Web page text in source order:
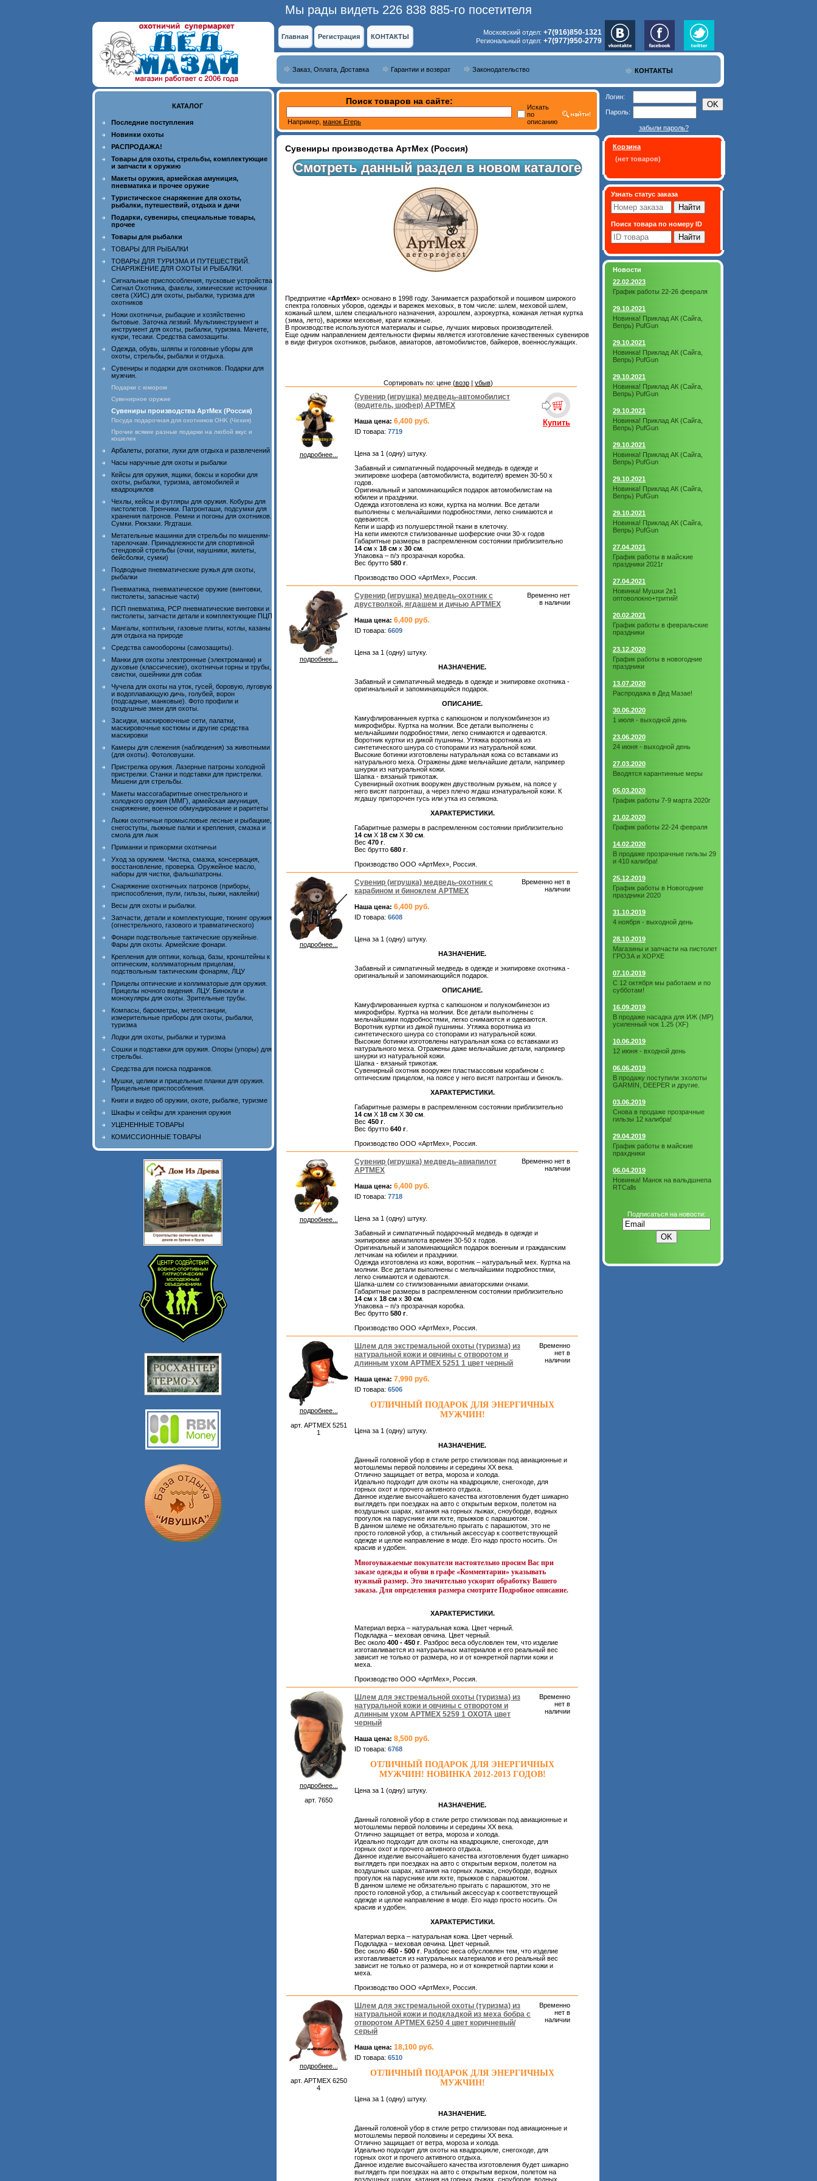
Мы рады видеть 226 838 885-го посетителя
Главная Регистрация КОНТАКТЫ
Московский отдел: +7(916)850-1321
Региональный отдел: +7(977)950-2779
КОНТАКТЫ
Заказ, Оплата, Доставка Гарантии и возврат Законодательство
КАТАЛОГ
Последние поступления
Новинки охоты
РАСПРОДАЖА!
Товары для охоты, стрельбы, комплектующие
и запчасти к оружию
Макеты оружия, армейская амуниция,
пневматика и прочее оружие
Туристическое снаряжение для охоты,
рыбалки, путешествий, отдыха и дачи
Подарки, сувениры, специальные товары,
прочее
Товары для рыбалки
ТОВАРЫ ДЛЯ РЫБАЛКИ
ТОВАРЫ ДЛЯ ТУРИЗМА И ПУТЕШЕСТВИЙ.
СНАРЯЖЕНИЕ ДЛЯ ОХОТЫ И РЫБАЛКИ.
Сигнальные приспособления, пусковые устройства
Сигнал Охотника, факелы, химические источники
света (ХИС) для охоты, рыбалки, туризма для
охотников
Ножи охотничьи, рыбацкие и хозяйственно
бытовые. Заточка лезвий. Мультиинструмент и
инструмент для охоты, рыбалки, туризма. Мачете,
кукри, тесаки. Средства самозащиты.
Одежда, обувь, шляпы и головные уборы для
охоты, стрельбы, рыбалки и отдыха.
Сувениры и подарки для охотников. Подарки для
мужчин.
Подарки с юмором
Сувенирное оружие
Сувениры производства АртМех (Россия)
Посуда подарочная для охотников OHK (Чехия)
Прочие всякие разные подарки на любой вкус и
кошелек
Арбалеты, рогатки, луки для отдыха и развлечений
Часы наручные для охоты и рыбалки
Кейсы для оружия, ящики, боксы и коробки для
охоты, рыбалки, туризма, автомобилей и
квадроциклов
Чехлы, кейсы и футляры для оружия. Кобуры для
пистолетов. Тренчики. Патронташи, подсумки для
хранения патронов. Ремни и погоны для охотников.
Сумки. Рюкзаки. Ягдташи.
Метательные машинки для стрельбы по мишеням-
тарелочкам. Принадлежности для спортивной
стендовой стрельбы (очки, наушники, жилеты,
бейсболки, сумки)
Подводные пневматические ружья для охоты,
рыбалки
Пневматика, пневматическое оружие (винтовки,
пистолеты, запасные части)
ПСП пневматика, PCP пневматические винтовки и
пистолеты, запчасти детали и комплектующие ПЦП
Мангалы, коптильни, газовые плиты, котлы, казаны
для отдыха на природе
Средства самообороны (самозащиты).
Манки для охоты электронные (электроманки) и
духовые (классические), охотничьи горны и трубы,
свистки, ошейники для собак
Чучела для охоты на уток, гусей, боровую, луговую
и водоплавающую дичь, голубей, ворон
(подсадные, манковые). Фото профили и
воздушные змеи для охоты.
Засидки, маскировочные сети, палатки,
маскировочные костюмы и другие средства
маскировки
Камеры для слежения (наблюдения) за животными
(для охоты). Фотоловушки.
Пристрелка оружия. Лазерные патроны холодной
пристрелки. Станки и подставки для пристрелки.
Мишени для стрельбы.
Макеты массогабаритные огнестрельного и
холодного оружия (ММГ), армейская амуниция,
снаряжение, военное обмундирование и раритеты
Лыжи охотничьи промысловые лесные и рыбацкие,
снегоступы, лыжные палки и крепления, смазка и
смола для лыж
Приманки и прикормки охотничьи
Уход за оружием. Чистка, смазка, консервация,
восстановление, проверка. Оружейное масло,
наборы для чистки, фальшпатроны.
Снаряжение охотничьих патронов (приборы,
приспособления, пули, гильзы, пыжи, наклейки)
Весы для охоты и рыбалки.
Запчасти, детали и комплектующие, тюнинг оружия
(огнестрельного, газового и травматического)
Фонари подствольные тактические оружейные.
Фары для охоты. Армейские фонари.
Крепления для оптики, кольца, базы, кронштейны к
оптическим, коллиматорным прицелам,
подствольным тактическим фонарям, ЛЦУ
Прицелы оптические и коллиматорые для оружия.
Прицелы ночного видения. ЛЦУ. Бинокли и
монокуляры для охоты. Зрительные трубы.
Компасы, барометры, метеостанции,
измерительные приборы для охоты, рыбалки,
туризма
Лодки для охоты, рыбалки и туризма
Сошки и подставки для оружия. Опоры (упоры) для
стрельбы.
Средства для поиска подранков.
Мушки, целики и прицельные планки для оружия.
Прицельные приспособления.
Книги и видео об оружии, охоте, рыбалке, туризме
Шкафы и сейфы для хранения оружия
УЦЕНЕННЫЕ ТОВАРЫ
КОМИССИОННЫЕ ТОВАРЫ
Поиск товаров на сайте:
Например, манок Егерь
Искать
по
описанию
Сувениры производства АртМех (Россия)
Смотреть данный раздел в новом каталоге
Предприятие «АртМех» основано в 1998 году. Занимается разработкой и пошивом широкого
спектра головных уборов, одежды и варежек меховых, в том числе: шлем, меховой шлем,
кожаный шлем, шлем специального назначения, аэрошлем, аэрокуртка, кожаная летная куртка
(зима, лето), варежки меховые, краги кожаные.
В производстве используются материалы и сырье, лучших мировых производителей.
Еще одним направлением деятельности фирмы является изготовление качественных сувениров
в виде фигурок охотников, рыбаков, авиаторов, автомобилистов, байкеров, военнослужащих.
Сортировать по: цене (возр| убыв)
подробнее...
Сувенир (игрушка) медведь-автомобилист
(водитель, шофер) АРТМЕХ
Наша цена: 6,400 руб.
ID товара: 7719
Купить
Цена за 1 (одну) штуку.
Забавный и симпатичный подарочный медведь в одежде и
экипировке шофера (автомобилиста, водителя) времен 30-50 х
годов.
Оригинальный и запоминающийся подарок автомобилистам на
юбилеи и праздники.
Одежда изготовлена из кожи, куртка на молнии. Все детали
выполнены с мельчайшими подробностями, легко снимаются и
одеваются.
Кепи и шарф из полушерстяной ткани в клеточку.
На кепи имеются стилизованные шоферские очки 30-х годов
Габаритные размеры в распремленном состоянии приблизительно
14 см х 18 см х 30 см
Упаковка – п/э прозрачная коробка.
Вес брутто 580 г
Производство ООО «АртМех», Россия.
подробнее...
Сувенир (игрушка) медведь-охотник с
двустволкой, ягдашем и дичью АРТМЕХ
Наша цена: 6,400 руб.
ID товара: 6609
Временно нет
в наличии
Цена за 1 (одну) штуку.
НАЗНАЧЕНИЕ.
Забавный и симпатичный медведь в одежде и экипировке охотника -
оригинальный и запоминающийся подарок.
ОПИСАНИЕ.
Камуфлированныея куртка с капюшоном и полукомбинезон из
микрофибры. Куртка на молнии. Все детали выполнены с
мельчайшими подробностями, легко снимаются и одеваются.
Воротник куртки из дикой пушнины. Утяжка воротника из
синтетического шнура со стопорами из натуральной кожи.
Высокие ботинки изготовлены натуральная кожа со вставками из
натурального меха. Отражены даже мельчайшие детали, например
шнурки из натуральной кожи.
Шапка - вязаный трикотаж.
Сувенирный охотник вооружен двустволным ружьем, на поясе у
него висят патронташ, а через плечо ягдаш изнатуральной кожи. К
ягдашу приторочен гусь или утка из селикона.
ХАРАКТЕРИСТИКИ.
Габаритные размеры в распремленном состоянии приблизительно
14 см Х 18 см Х 30 см
Вес 470 г
Вес брутто 680 г
Производство ООО «АртМех», Россия.
подробнее...
Сувенир (игрушка) медведь-охотник с
карабином и биноклем АРТМЕХ
Наша цена: 6,400 руб.
ID товара: 6608
Временно нет в
наличии
Цена за 1 (одну) штуку.
НАЗНАЧЕНИЕ.
Забавный и симпатичный медведь в одежде и экипировке охотника -
оригинальный и запоминающийся подарок.
ОПИСАНИЕ.
Камуфлированныея куртка с капюшоном и полукомбинезон из
микрофибры. Куртка на молнии. Все детали выполнены с
мельчайшими подробностями, легко снимаются и одеваются.
Воротник куртки из дикой пушнины. Утяжка воротника из
синтетического шнура со стопорами из натуральной кожи.
Высокие ботинки изготовлены натуральная кожа со вставками из
натурального меха. Отражены даже мельчайшие детали, например
шнурки из натуральной кожи.
Шапка - вязаный трикотаж.
Сувенирный охотник вооружен пластмассовым корабином с
оптическим прицелом, на поясе у него висят патронташ и бинокль.
ХАРАКТЕРИСТИКИ.
Габаритные размеры в распремленном состоянии приблизительно
14 см Х 18 см Х 30 см
Вес 450 г
Вес брутто 640 г
Производство ООО «АртМех», Россия.
подробнее...
Сувенир (игрушка) медведь-авиапилот
АРТМЕХ
Наша цена: 6,400 руб.
ID товара: 7718
Временно нет в
наличии
Цена за 1 (одну) штуку.
Забавный и симпатичный подарочный медведь в одежде и
экипировке авиапилота времен 30-50 х годов.
Оригинальный и запоминающийся подарок военным и гражданским
летчикам на юбилеи и праздники.
Одежда изготовлена из кожи, воротник – натуральный мех. Куртка на
молнии. Все детали выполнены с мельчайшими подробностями,
легко снимаются и одеваются.
Шапка-шлем со стилизованными авиаторскими очками.
Габаритные размеры в распремленном состоянии приблизительно
14 см х 18 см х 30 см
Упаковка – п/э прозрачная коробка.
Вес брутто 580 г
Производство ООО «АртМех», Россия.
подробнее...
арт. АРТМЕХ 5251
1
Шлем для экстремальной охоты (туризма) из
натуральной кожи и овчины с отворотом и
длинным ухом АРТМЕХ 5251 1 цвет черный
Наша цена: 7,990 руб.
ID товара: 6506
Временно
нет в
наличии
ОТЛИЧНЫЙ ПОДАРОК ДЛЯ ЭНЕРГИЧНЫХ
МУЖЧИН!
Цена за 1 (одну) штуку.
НАЗНАЧЕНИЕ.
Данный головной убор в стиле ретро стилизован под авиационные и
мотошлемы первой половины и середины ХХ века.
Отлично защищает от ветра, мороза и холода.
Идеально подходит для охоты на квадроцикле, снегоходе, для
горных охот и прочего активного отдыха.
Данное изделие высочайшего качества изготовления будет шикарно
выглядеть при поездках на авто с открытым верхом, полетом на
воздушных шарах, катания на горных лыжах, сноуборде, водных
прогулок на паруснике или яхте, прыжков с парашютом.
В данном шлеме не обязательно прыгать с парашютом, это не
просто головной убор, а стильный аксессуар к соответствующей
одежде и целое направление в моде. Его надо просто носить. Он
красив и удобен.
Многоуважаемые покупатели настоятельно просим Вас при
заказе одежды и обуви в графе «Комментарии» указывать
нужный размер. Это значительно ускорит обработку Вашего
заказа. Для определения размера смотрите Подробное описание.
ХАРАКТЕРИСТИКИ.
Материал верха – натуральная кожа. Цвет черный.
Подкладка – меховая овчина. Цвет черный.
Вес около 400 - 450 г . Разброс веса обусловлен тем, что изделие
изготавливается из натуральных материалов и его реальный вес
зависит не только от размера, но и от конкретной партии кожи и
меха.
Производство ООО «АртМех», Россия.
подробнее...
арт. 7650
Шлем для экстремальной охоты (туризма) из
натуральной кожи и овчины с отворотом и
длинным ухом АРТМЕХ 5259 1 ОХОТА цвет
черный
Наша цена: 8,500 руб.
ID товара: 6768
Временно
нет в
наличии
ОТЛИЧНЫЙ ПОДАРОК ДЛЯ ЭНЕРГИЧНЫХ
МУЖЧИН! НОВИНКА 2012-2013 ГОДОВ!
Цена за 1 (одну) штуку.
НАЗНАЧЕНИЕ.
Данный головной убор в стиле ретро стилизован под авиационные и
мотошлемы первой половины и середины ХХ века.
Отлично защищает от ветра, мороза и холода.
Идеально подходит для охоты на квадроцикле, снегоходе, для
горных охот и прочего активного отдыха.
Данное изделие высочайшего качества изготовления будет шикарно
выглядеть при поездках на авто с открытым верхом, полетом на
воздушных шарах, катания на горных лыжах, сноуборде, водных
прогулок на паруснике или яхте, прыжков с парашютом.
В данном шлеме не обязательно прыгать с парашютом, это не
просто головной убор, а стильный аксессуар к соответствующей
одежде и целое направление в моде. Его надо просто носить. Он
красив и удобен.
ХАРАКТЕРИСТИКИ.
Материал верха – натуральная кожа. Цвет черный.
Подкладка – меховая овчина. Цвет черный.
Вес около 450 - 500 г . Разброс веса обусловлен тем, что изделие
изготавливается из натуральных материалов и его реальный вес
зависит не только от размера, но и от конкретной партии кожи и
меха.
Производство ООО «АртМех», Россия.
подробнее...
арт. АРТМЕХ 6250
4
Шлем для экстремальной охоты (туризма) из
натуральной кожи и подкладкой из меха бобра с
отворотом АРТМЕХ 6250 4 цвет коричневый/
серый
Наша цена: 18,100 руб.
ID товара: 6510
Временно
нет в
наличии
ОТЛИЧНЫЙ ПОДАРОК ДЛЯ ЭНЕРГИЧНЫХ
МУЖЧИН!
Цена за 1 (одну) штуку.
НАЗНАЧЕНИЕ.
Данный головной убор в стиле ретро стилизован под авиационные и
мотошлемы первой половины и середины ХХ века.
Отлично защищает от ветра, мороза и холода.
Идеально подходит для охоты на квадроцикле, снегоходе, для
горных охот и прочего активного отдыха.
Данное изделие высочайшего качества изготовления будет шикарно
выглядеть при поездках на авто с открытым верхом, полетом на
воздушных шарах, катания на горных лыжах, сноуборде, водных
Логин:
Пароль:
забыли пароль?
Корзина
(нет товаров)
Узнать статус заказа
Поиск товара по номеру ID
Новости
22.02.2023
График работы 22-26 февраля
29.10.2021
Новинка! Приклад АК (Сайга,
Вепрь) PufGun
29.10.2021
Новинка! Приклад АК (Сайга,
Вепрь) PufGun
29.10.2021
Новинка! Приклад АК (Сайга,
Вепрь) PufGun
29.10.2021
Новинка! Приклад АК (Сайга,
Вепрь) PufGun
29.10.2021
Новинка! Приклад АК (Сайга,
Вепрь) PufGun
29.10.2021
Новинка! Приклад АК (Сайга,
Вепрь) PufGun
29.10.2021
Новинка! Приклад АК (Сайга,
Вепрь) PufGun
27.04.2021
График работы в майские
праздники 2021г
27.04.2021
Новинка! Мушки 2в1
оптоволокно+тритий!
20.02.2021
График работы в февральские
праздники
23.12.2020
График работы в новогодние
праздники
13.07.2020
Распродажа в Дед Мазае!
30.06.2020
1 июля - выходной день
23.06.2020
24 июня - выходной день
27.03.2020
Вводятся карантинные меры
05.03.2020
График работы 7-9 марта 2020г
21.02.2020
График работы 22-24 февраля
14.02.2020
В продаже прозрачные гильзы 29
и 410 калибра!
25.12.2019
График работы в Новогодние
праздники 2020
31.10.2019
4 ноября - выходной день
28.10.2019
Магазины и запчасти на пистолет
ГРОЗА и ХОРХЕ
07.10.2019
С 12 октября мы работаем и по
субботам!
16.09.2019
В продаже насадка для ИЖ (МР)
усиленный чок 1.25 (XF)
10.06.2019
12 июня - входной день
06.06.2019
В продажу поступили эхолоты
GARMIN, DEEPER и другие.
03.06.2019
Снова в продаже прозрачные
гильзы 12 калибра!
29.04.2019
График работы в майские
прахдники
06.04.2019
Новинка! Манок на вальдшнепа
RTCalls
Подписаться на новости: